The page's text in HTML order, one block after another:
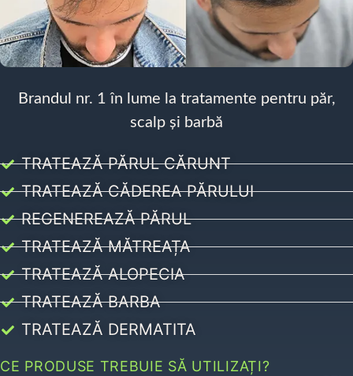
Brandul nr. 1 în lume la tratamente pentru păr,
scalp și barbă
TRATEAZĂ PĂRUL CĂRUNT
TRATEAZĂ CĂDEREA PĂRULUI
REGENEREAZĂ PĂRUL
TRATEAZĂ MĂTREAȚA
TRATEAZĂ ALOPECIA
TRATEAZĂ BARBA
TRATEAZĂ DERMATITA
CE PRODUSE TREBUIE SĂ UTILIZAȚI?